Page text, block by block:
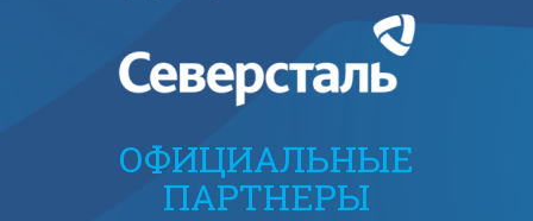
ОФИЦИАЛЬНЫЕ
ПАРТНЕРЫ